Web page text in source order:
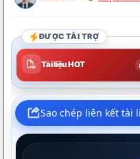
ĐƯỢC TÀI TRỢ
Tài liệu HOT